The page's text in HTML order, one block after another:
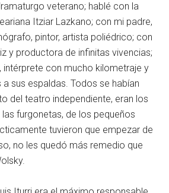
veterano; hablé con la
Itziar Lazkano; con mi padre,
pintor, artista poliédrico; con
y productora de infinitas vivencias;
intérprete con mucho kilometraje y
sus espaldas. Todos se habían
del teatro independiente, eran los
furgonetas, de los pequeños
tuvieron que empezar de
no les quedó más remedio que